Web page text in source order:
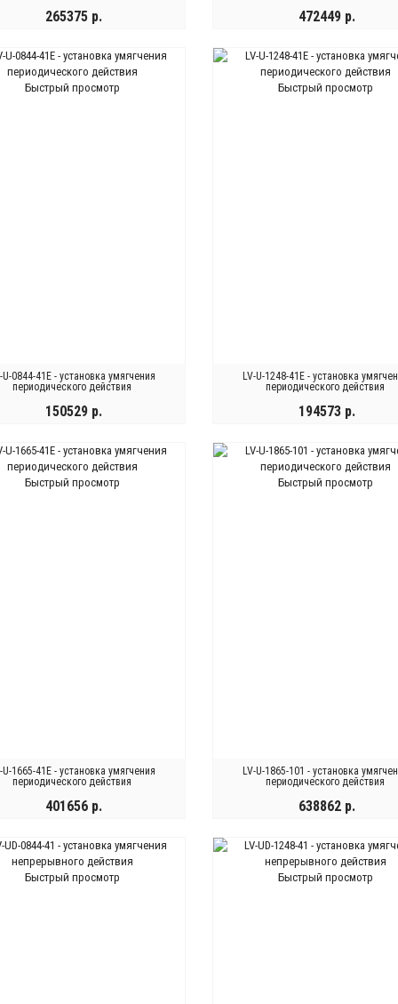
265375 р.
КУПИТЬ
472449 р.
КУПИТЬ
Быстрый просмотр
U-0844-41E - установка умягчения
периодического действия
150529 р.
КУПИТЬ
Быстрый просмотр
LV-U-1248-41E - установка
периодического действия
194573 р.
КУПИТЬ
Быстрый просмотр
U-1665-41E - установка умягчения
периодического действия
401656 р.
КУПИТЬ
Быстрый просмотр
LV-U-1865-101 - установка
периодического действия
638862 р.
КУПИТЬ
Быстрый просмотр Быстрый просмотр